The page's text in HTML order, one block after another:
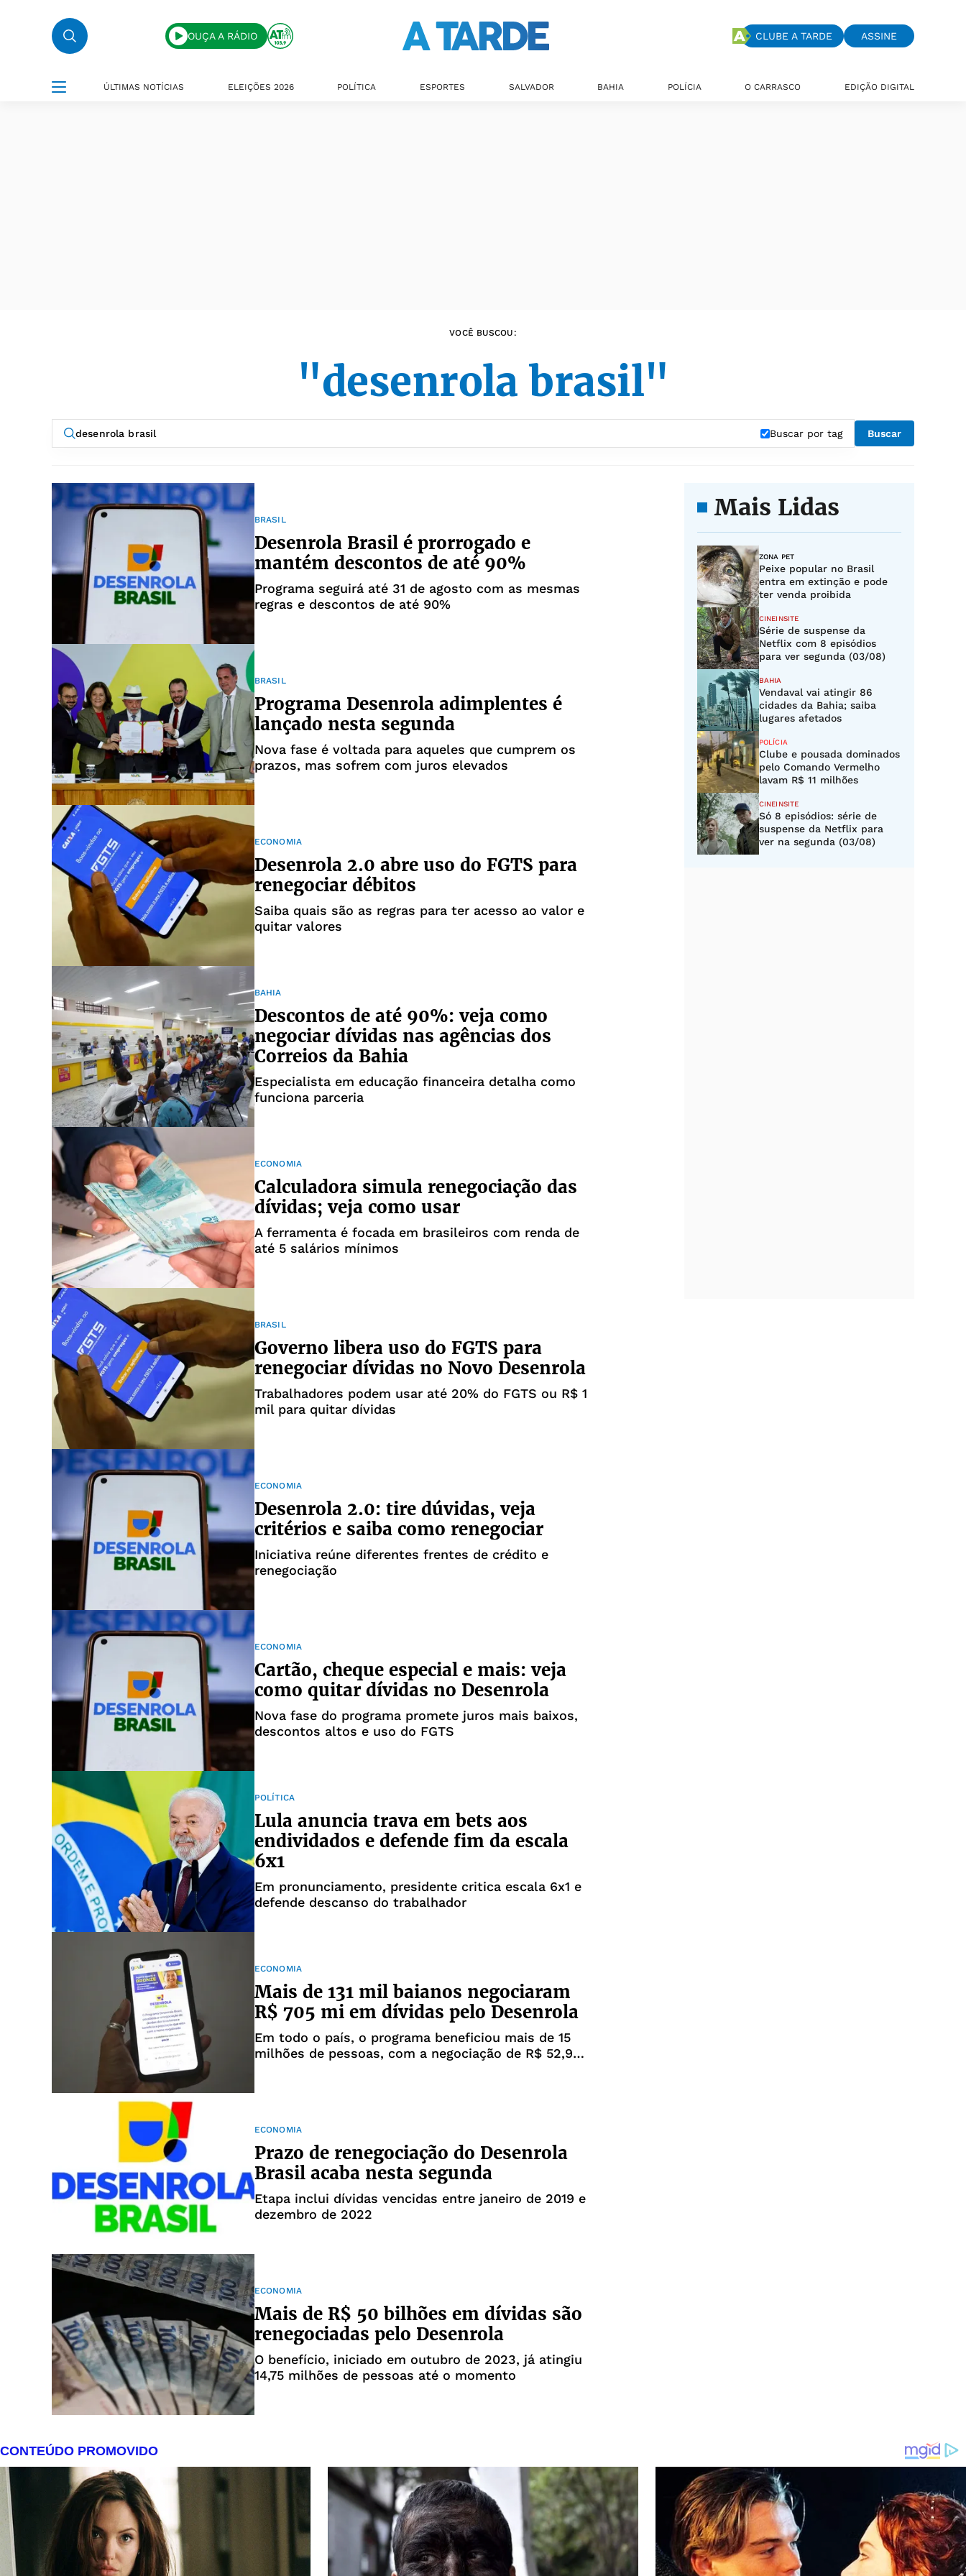
OUÇA A RÁDIO CLUBE A TARDE ASSINE
ÚLTIMAS NOTÍCIAS ELEIÇÕES 2026 POLÍTICA ESPORTES SALVADOR BAHIA POLÍCIA O CARRASCO EDIÇÃO DIGITAL
VOCÊ BUSCOU:
"desenrola brasil"
Buscar por tag Buscar
BRASIL
Desenrola Brasil é prorrogado e
mantém descontos de até 90%
Programa seguirá até 31 de agosto com as mesmas
regras e descontos de até 90%
BRASIL
Programa Desenrola adimplentes é
lançado nesta segunda
Nova fase é voltada para aqueles que cumprem os
prazos, mas sofrem com juros elevados
ECONOMIA
Desenrola 2.0 abre uso do FGTS para
renegociar débitos
Saiba quais são as regras para ter acesso ao valor e
quitar valores
BAHIA
Descontos de até 90%: veja como
negociar dívidas nas agências dos
Correios da Bahia
Especialista em educação financeira detalha como
funciona parceria
ECONOMIA
Calculadora simula renegociação das
dívidas; veja como usar
A ferramenta é focada em brasileiros com renda de
até 5 salários mínimos
BRASIL
Governo libera uso do FGTS para
renegociar dívidas no Novo Desenrola
Trabalhadores podem usar até 20% do FGTS ou R$ 1
mil para quitar dívidas
ECONOMIA
Desenrola 2.0: tire dúvidas, veja
critérios e saiba como renegociar
Iniciativa reúne diferentes frentes de crédito e
renegociação
ECONOMIA
Cartão, cheque especial e mais: veja
como quitar dívidas no Desenrola
Nova fase do programa promete juros mais baixos,
descontos altos e uso do FGTS
POLÍTICA
Lula anuncia trava em bets aos
endividados e defende fim da escala
6x1
Em pronunciamento, presidente critica escala 6x1 e
defende descanso do trabalhador
ECONOMIA
Mais de 131 mil baianos negociaram
R$ 705 mi em dívidas pelo Desenrola
Em todo o país, o programa beneficiou mais de 15
milhões de pessoas, com a negociação de R$ 52,93
ECONOMIA
Prazo de renegociação do Desenrola
Brasil acaba nesta segunda
Etapa inclui dívidas vencidas entre janeiro de 2019 e
dezembro de 2022
ECONOMIA
Mais de R$ 50 bilhões em dívidas são
renegociadas pelo Desenrola
O benefício, iniciado em outubro de 2023, já atingiu
14,75 milhões de pessoas até o momento
Mais Lidas
ZONA PET
Peixe popular no Brasil
entra em extinção e pode
ter venda proibida
CINEINSITE
Série de suspense da
Netflix com 8 episódios
para ver segunda (03/08)
BAHIA
Vendaval vai atingir 86
cidades da Bahia; saiba
lugares afetados
POLÍCIA
Clube e pousada dominados
pelo Comando Vermelho
lavam R$ 11 milhões
CINEINSITE
Só 8 episódios: série de
suspense da Netflix para
ver na segunda (03/08)